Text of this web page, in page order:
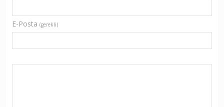
E-Posta (gerekli)